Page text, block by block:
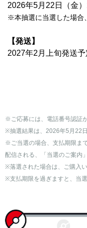
2026年5⽉22⽇（金
※本抽選に当選した場合
【発送】
2027年2⽉上旬発送予
※ご応募には、電話番号認証
※抽選結果は、2026年5⽉22
※ご当選の場合、支払期限ま
配信される、「当選のご案内
※落選された場合は、ご購入
※支払期限を過ぎますと、当